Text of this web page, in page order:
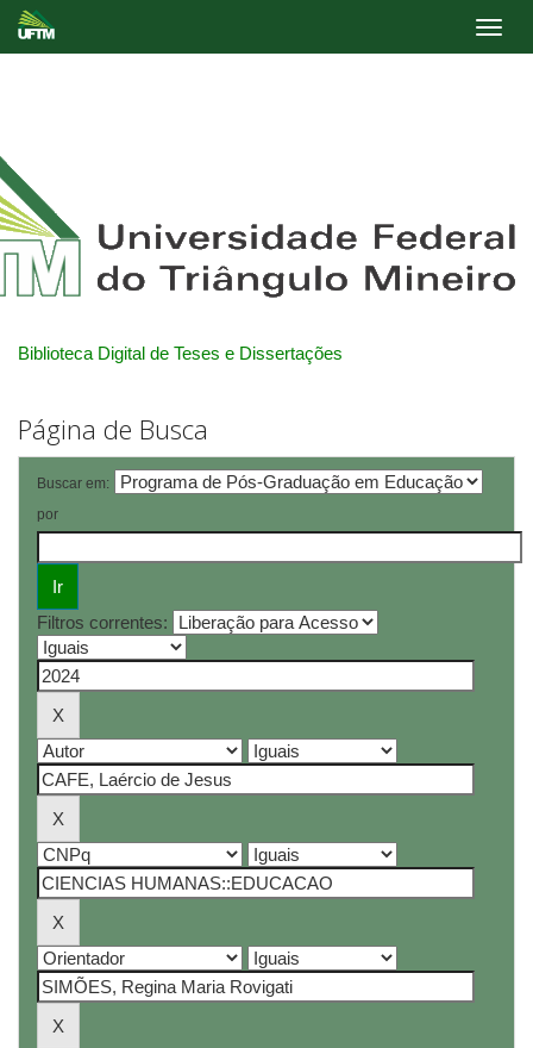
Biblioteca Digital de Teses e Dissertações
Página de Busca
Buscar em:
por
Filtros correntes: